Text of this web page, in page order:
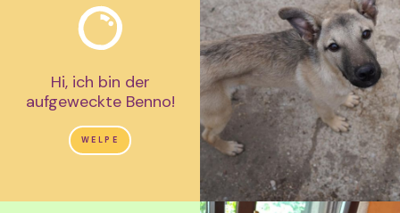
Hi, ich bin der
aufgeweckte Benno!
WELPE